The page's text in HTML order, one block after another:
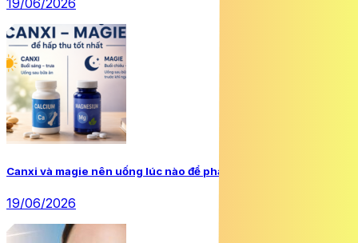
Canxi và magie nên uống lúc nào để phát huy tối đa hiệu quả?
19/06/2026